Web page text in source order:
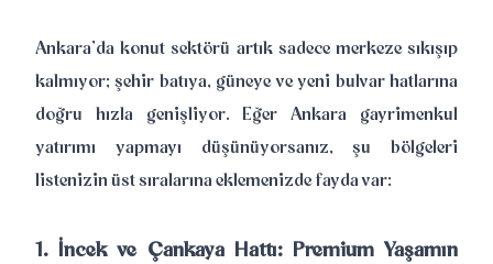
Ankara’da konut sektörü artık sadece merkeze sıkışıp
kalmıyor; şehir batıya, güneye ve yeni bulvar hatlarına
doğru hızla genişliyor. Eğer Ankara gayrimenkul
yatırımı yapmayı düşünüyorsanız, şu bölgeleri
listenizin üst sıralarına eklemenizde fayda var:
1. İncek ve Çankaya Hattı: Premium Yaşamın